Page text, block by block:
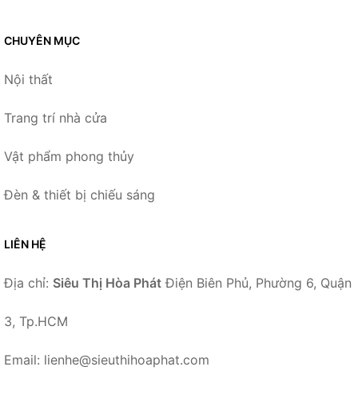
CHUYÊN MỤC
Nội thất
Trang trí nhà cửa
Vật phẩm phong thủy
Đèn & thiết bị chiếu sáng
LIÊN HỆ
Địa chỉ: Siêu Thị Hòa Phát Điện Biên Phủ, Phường 6, Quận
3, Tp.HCM
Email: lienhe@sieuthihoaphat.com